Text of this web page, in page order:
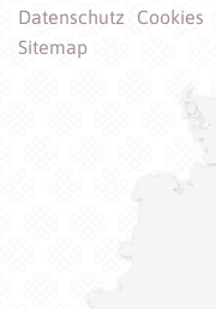
Datenschutz Cookies
Sitemap